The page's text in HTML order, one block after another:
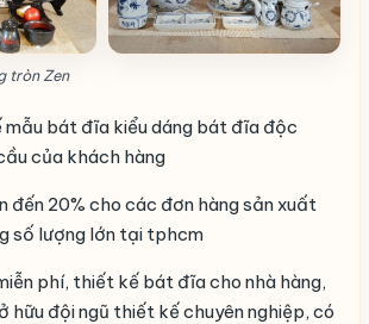
tròn Zen
mẫu bát đĩa kiểu dáng bát đĩa độc
của khách hàng
đến 20% cho các đơn hàng sản xuất
số lượng lớn tại tphcm
phí, thiết kế bát đĩa cho nhà hàng,
hữu đội ngũ thiết kế chuyên nghiệp, có